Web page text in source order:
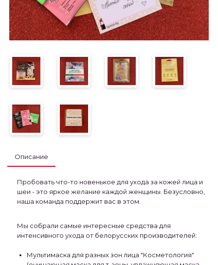
Описание
Пробовать что-то новенькое для ухода за кожей лица и
шеи - это яркое желание каждой женщины. Безусловно,
наша команда поддержит вас в этом.
Мы собрали самые интересные средства для
интенсивного ухода от белорусских производителей:
Мультимаска для разных зон лица "Косметология"